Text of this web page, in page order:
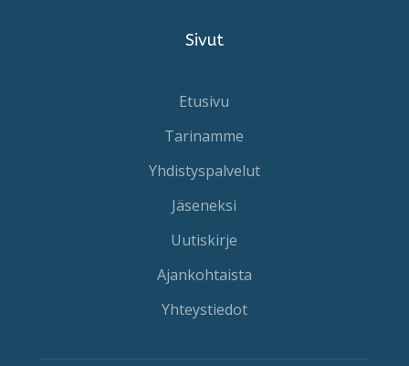
Sivut
Etusivu
Tarinamme
Yhdistyspalvelut
Jäseneksi
Uutiskirje
Ajankohtaista
Yhteystiedot